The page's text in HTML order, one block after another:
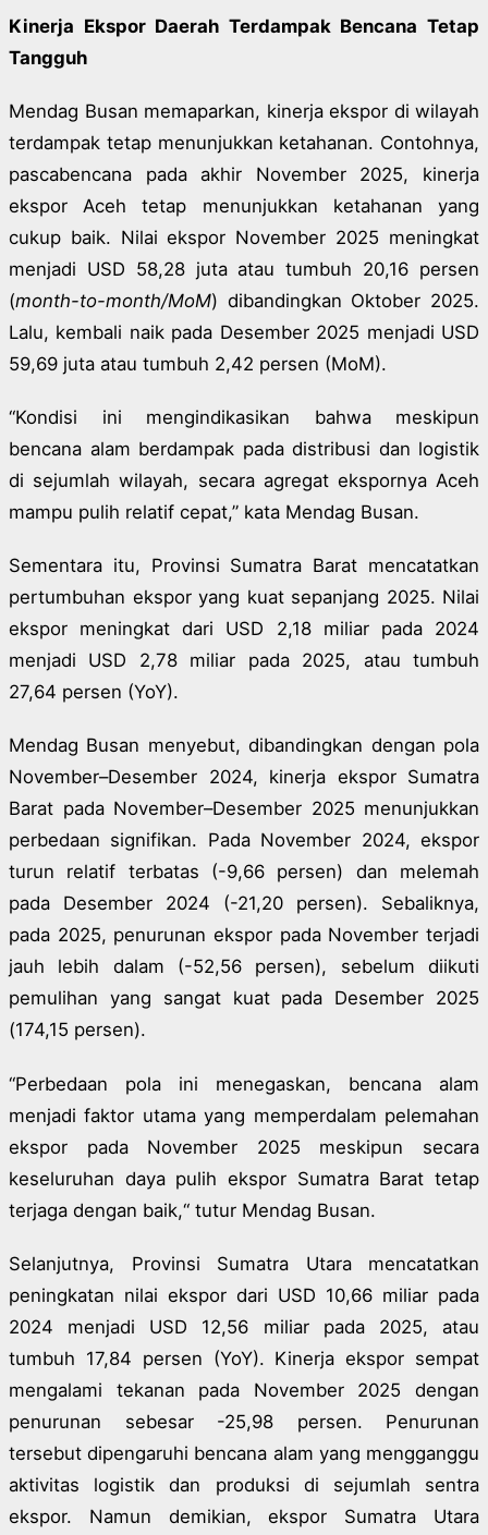
Kinerja Ekspor Daerah Terdampak Bencana Tetap
Tangguh
Mendag Busan memaparkan, kinerja ekspor di wilayah
terdampak tetap menunjukkan ketahanan. Contohnya,
pascabencana pada akhir November 2025, kinerja
ekspor Aceh tetap menunjukkan ketahanan yang
cukup baik. Nilai ekspor November 2025 meningkat
menjadi USD 58,28 juta atau tumbuh 20,16 persen
(month-to-month/MoM) dibandingkan Oktober 2025.
Lalu, kembali naik pada Desember 2025 menjadi USD
59,69 juta atau tumbuh 2,42 persen (MoM).
“Kondisi ini mengindikasikan bahwa meskipun
bencana alam berdampak pada distribusi dan logistik
di sejumlah wilayah, secara agregat ekspornya Aceh
mampu pulih relatif cepat,” kata Mendag Busan.
Sementara itu, Provinsi Sumatra Barat mencatatkan
pertumbuhan ekspor yang kuat sepanjang 2025. Nilai
ekspor meningkat dari USD 2,18 miliar pada 2024
menjadi USD 2,78 miliar pada 2025, atau tumbuh
27,64 persen (YoY).
Mendag Busan menyebut, dibandingkan dengan pola
November–Desember 2024, kinerja ekspor Sumatra
Barat pada November–Desember 2025 menunjukkan
perbedaan signifikan. Pada November 2024, ekspor
turun relatif terbatas (-9,66 persen) dan melemah
pada Desember 2024 (-21,20 persen). Sebaliknya,
pada 2025, penurunan ekspor pada November terjadi
jauh lebih dalam (-52,56 persen), sebelum diikuti
pemulihan yang sangat kuat pada Desember 2025
(174,15 persen).
“Perbedaan pola ini menegaskan, bencana alam
menjadi faktor utama yang memperdalam pelemahan
ekspor pada November 2025 meskipun secara
keseluruhan daya pulih ekspor Sumatra Barat tetap
terjaga dengan baik,“ tutur Mendag Busan.
Selanjutnya, Provinsi Sumatra Utara mencatatkan
peningkatan nilai ekspor dari USD 10,66 miliar pada
2024 menjadi USD 12,56 miliar pada 2025, atau
tumbuh 17,84 persen (YoY). Kinerja ekspor sempat
mengalami tekanan pada November 2025 dengan
penurunan sebesar -25,98 persen. Penurunan
tersebut dipengaruhi bencana alam yang mengganggu
aktivitas logistik dan produksi di sejumlah sentra
ekspor. Namun demikian, ekspor Sumatra Utara